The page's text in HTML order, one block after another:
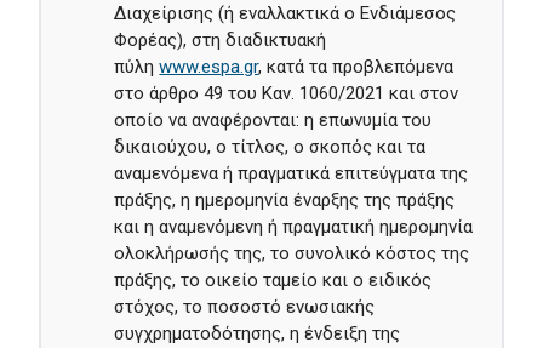
Διαχείρισης (ή εναλλακτικά ο Ενδιάμεσος
Φορέας), στη διαδικτυακή
πύληwww.espa.gr, κατά τα προβλεπόμενα
στο άρθρο 49 του Καν. 1060/2021 και στον
οποίο να αναφέρονται: η επωνυμία του
δικαιούχου, ο τίτλος, ο σκοπός και τα
αναμενόμενα ή πραγματικά επιτεύγματα της
πράξης, η ημερομηνία έναρξης της πράξης
και η αναμενόμενη ή πραγματική ημερομηνία
ολοκλήρωσής της, το συνολικό κόστος της
πράξης, το οικείο ταμείο και ο ειδικός
στόχος, το ποσοστό ενωσιακής
συγχρηματοδότησης, η ένδειξη της